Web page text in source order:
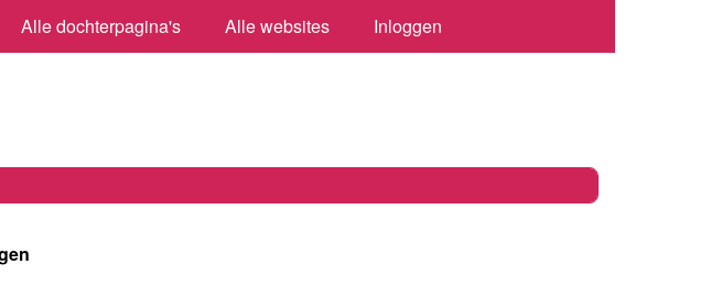
Alle dochterpagina's Alle websites Inloggen